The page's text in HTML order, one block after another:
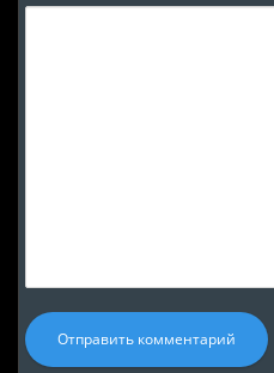
Отправить комментарий